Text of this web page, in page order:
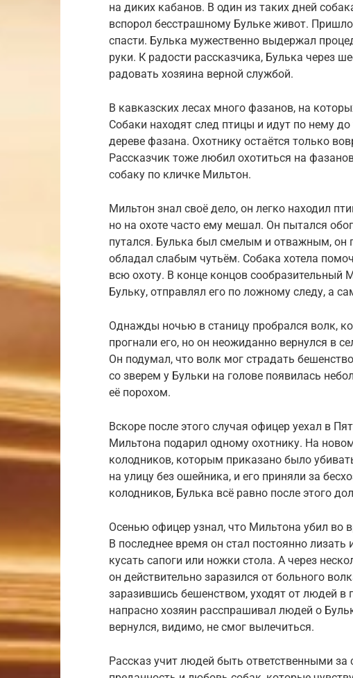
на диких кабанов. В один из таких дней
вспорол бесстрашному Бульке живот.
спасти. Булька мужественно выдержал
руки. К радости рассказчика, Булька через
радовать хозяина верной службой.
В кавказских лесах много фазанов, на
Собаки находят след птицы и идут по нему
дереве фазана. Охотнику остаётся только
Рассказчик тоже любил охотиться на
собаку по кличке Мильтон.
Мильтон знал своё дело, он легко находил
но на охоте часто ему мешал. Он пытался
путался. Булька был смелым и отважным, он
обладал слабым чутьём. Собака хотела
всю охоту. В конце концов сообразительный
Бульку, отправлял его по ложному следу, а
Однажды ночью в станицу пробрался волк,
прогнали его, но он неожиданно вернулся в
Он подумал, что волк мог страдать
со зверем у Бульки на голове появилась
её порохом.
Вскоре после этого случая офицер уехал в
Мильтона подарил одному охотнику. На
колодников, которым приказано было
на улицу без ошейника, и его приняли за
колодников, Булька всё равно после этого
Осенью офицер узнал, что Мильтона убил во
В последнее время он стал постоянно лизать
кусать сапоги или ножки стола. А через
он действительно заразился от больного
заразившись бешенством, уходят от людей в
напрасно хозяин расспрашивал людей о
вернулся, видимо, не смог вылечиться.
Рассказ учит людей быть ответственными за